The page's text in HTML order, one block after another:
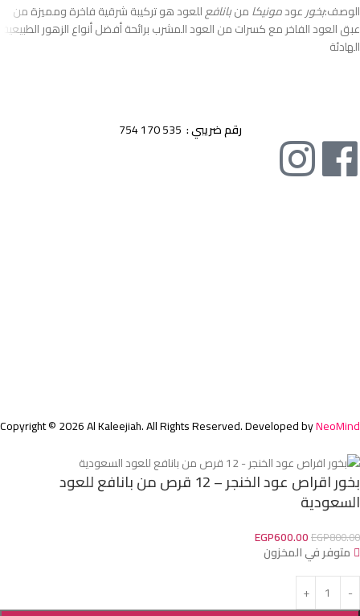
الوصف:بخورعودمونيكامنبانافعللعود هو تركيبة شرقية فاخرة ومميزة من
عبق العود الفاخر مع كسرات من العود المشرب برائحة أفضل أنواع الزهور الطبيعية
الهادئة
رقم ضريبي :
Copyright © 2026 Al Kaleejiah. All Rights Reserved. Developed byNeoMind
بخور اقراص عود الخنجر – 12 قرص من بانافع للعود
السعودية
EGP800.00
EGP600.00
متوفر في المخزون